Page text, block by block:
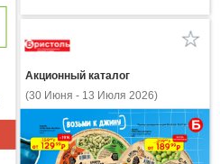
Акционный каталог
(30 Июня - 13 Июля 2026)